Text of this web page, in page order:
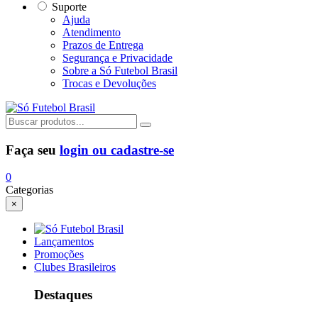
Suporte
Ajuda
Atendimento
Prazos de Entrega
Segurança e Privacidade
Sobre a Só Futebol Brasil
Trocas e Devoluções
Faça seu login ou cadastre-se
0
Categorias
×
Lançamentos
Promoções
Clubes Brasileiros
Destaques